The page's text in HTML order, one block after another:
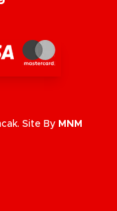
Site By MNM